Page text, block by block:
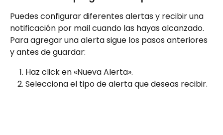
Puedes configurar diferentes alertas y recibir una
notificación por mail cuando las hayas alcanzado.
Para agregar una alerta sigue los pasos anteriores
y antes de guardar:
Haz click en «Nueva Alerta».
Selecciona el tipo de alerta que deseas recibir.